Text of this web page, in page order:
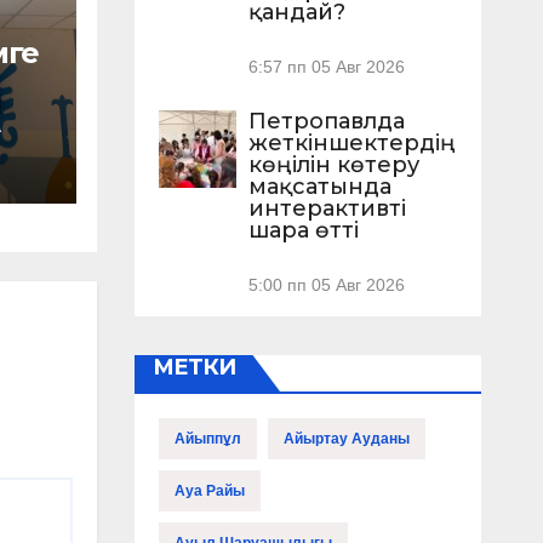
қандай?
6:57 пп 05 Авг 2026
Петропавлда
жеткіншектердің
көңілін көтеру
мақсатында
интерактивті
шара өтті
5:00 пп 05 Авг 2026
МЕТКИ
Айыппұл Айыртау Ауданы
Ауа Райы